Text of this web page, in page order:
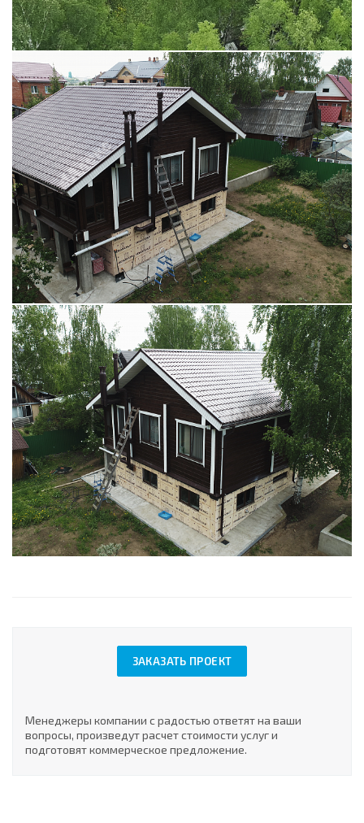
ЗАКАЗАТЬ ПРОЕКТ
Менеджеры компании с радостью ответят на ваши
вопросы, произведут расчет стоимости услуг и
подготовят коммерческое предложение.